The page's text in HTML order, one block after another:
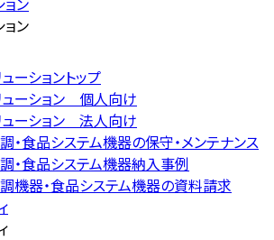
ョン
ーショントップ
ューション 個人向け
ューション 法人向け
・食品システム機器の保守・メンテナンス
・食品システム機器納入事例
機器・食品システム機器の資料請求